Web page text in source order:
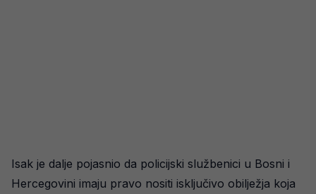
Isak je dalje pojasnio da policijski službenici u Bosni i
Hercegovini imaju pravo nositi isključivo obilježja koja